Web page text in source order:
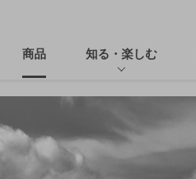
商品 知る・楽しむ